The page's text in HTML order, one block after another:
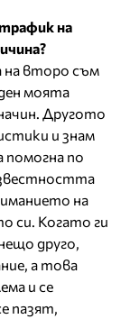
на
на второ съм
моята
Другото
и знам
помогна по
на
си. Когато ги
друго,
а това
и се
пазят,